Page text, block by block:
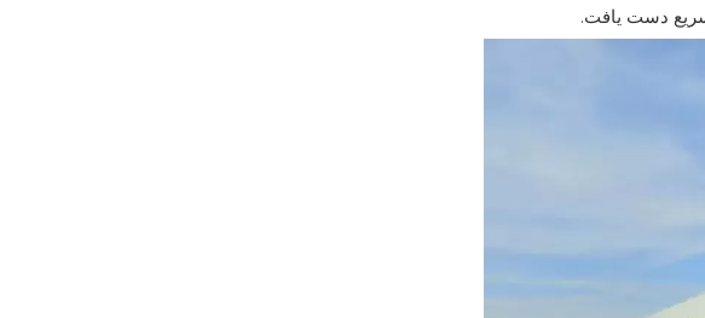
سریع دست یافت.